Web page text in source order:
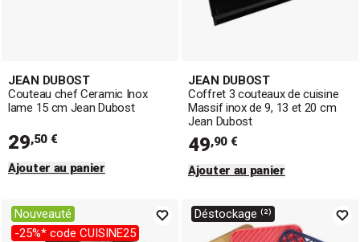
JEAN DUBOST
Couteau chef Ceramic Inox
lame 15 cm Jean Dubost
29,50 €
Ajouter au panier
JEAN DUBOST
Coffret 3 couteaux de cuisine
Massif inox de 9, 13 et 20 cm
Jean Dubost
49,90 €
Ajouter au panier
Nouveauté
-25%* code CUISINE25
Déstockage ⁽²⁾